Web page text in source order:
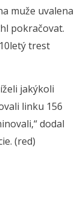
muže uvalena
pokračovat.
trest
jakýkoli
linku 156
dodal
(red)